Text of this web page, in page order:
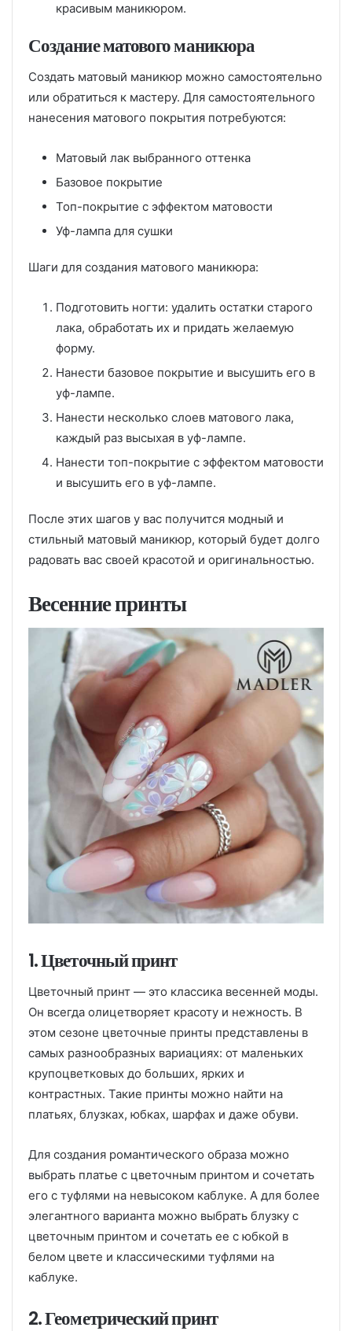
красивым маникюром.
Создание матового маникюра
Создать матовый маникюр можно самостоятельно
или обратиться к мастеру. Для самостоятельного
нанесения матового покрытия потребуются:
Матовый лак выбранного оттенка
Базовое покрытие
Топ-покрытие с эффектом матовости
Уф-лампа для сушки
Шаги для создания матового маникюра:
Подготовить ногти: удалить остатки старого
лака, обработать их и придать желаемую
форму.
Нанести базовое покрытие и высушить его в
уф-лампе.
Нанести несколько слоев матового лака,
каждый раз высыхая в уф-лампе.
Нанести топ-покрытие с эффектом матовости
и высушить его в уф-лампе.
После этих шагов у вас получится модный и
стильный матовый маникюр, который будет долго
радовать вас своей красотой и оригинальностью.
Весенние принты
1. Цветочный принт
Цветочный принт — это классика весенней моды.
Он всегда олицетворяет красоту и нежность. В
этом сезоне цветочные принты представлены в
самых разнообразных вариациях: от маленьких
крупоцветковых до больших, ярких и
контрастных. Такие принты можно найти на
платьях, блузках, юбках, шарфах и даже обуви.
Для создания романтического образа можно
выбрать платье с цветочным принтом и сочетать
его с туфлями на невысоком каблуке. А для более
элегантного варианта можно выбрать блузку с
цветочным принтом и сочетать ее с юбкой в
белом цвете и классическими туфлями на
каблуке.
2. Геометрический принт